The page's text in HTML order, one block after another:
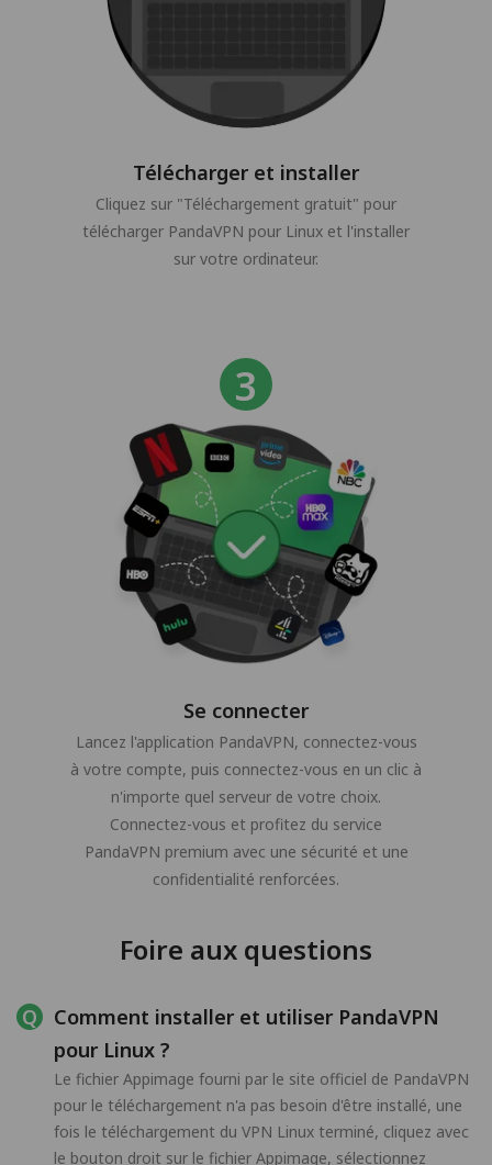
Télécharger et installer
Cliquez sur "Téléchargement gratuit" pour
télécharger PandaVPN pour Linux et l'installer
sur votre ordinateur.
Se connecter
Lancez l'application PandaVPN, connectez-vous
à votre compte, puis connectez-vous en un clic à
n'importe quel serveur de votre choix.
Connectez-vous et profitez du service
PandaVPN premium avec une sécurité et une
confidentialité renforcées.
Foire aux questions
Comment installer et utiliser PandaVPN
pour Linux ?
Le fichier Appimage fourni par le site officiel de PandaVPN
pour le téléchargement n'a pas besoin d'être installé, une
fois le téléchargement du VPN Linux terminé, cliquez avec
le bouton droit sur le fichier Appimage, sélectionnez